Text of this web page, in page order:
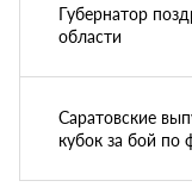
Губернатор
области
Саратовские
кубок за бой по